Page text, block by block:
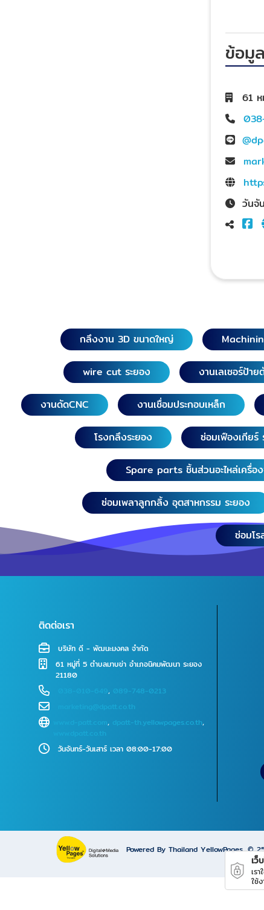
ข้อมู
61
วันจั
กลึงงาน 3D ขนาดใหญ่
wire cut ระยอง งานเลเซอร์ป้า
งานดัดCNC งานเชื่อมประกอบเหล็ก
โรงกลึงระยอง ซ่อมเฟืองเกียร์
Spare parts ชิ้นส่วนอะไหล่เครื่อ
ซ่อมเพลาลูกกลิ้ง อุตสาหกรรม ระยอง
ซ่อมโ
ติดต่อเรา
บริษัท ดี - พัฒนะมงคล จำกัด
61 หมู่ที่ 5 ตำบลมาบข่า อำเภอนิคมพัฒนา ระยอง
21180
, 089-748-0213
marketing@dpatt.co.th
www.d-patt.com, dpatt-th.yellowpages.co.th,
www.dpatt.co.th
วันจันทร์-วันเสาร์ เวลา 08:00-17:00
Powered By Thailand YellowPages ©
เว็
เร
ใช้